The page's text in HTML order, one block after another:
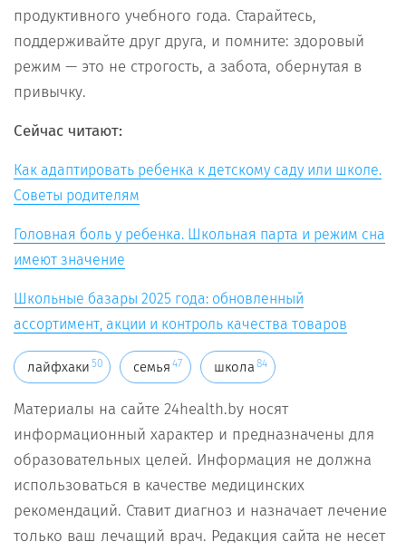
продуктивного учебного года. Старайтесь,
поддерживайте друг друга, и помните: здоровый
режим — это не строгость, а забота, обернутая в
привычку.
Сейчас читают:
Как адаптировать ребенка к детскому саду или школе.
Советы родителям
Головная боль у ребенка. Школьная парта и режим сна
имеют значение
Школьные базары 2025 года: обновленный
ассортимент, акции и контроль качества товаров
лайфхаки 50 семья 47 школа 84
Материалы на сайте 24health.by носят
информационный характер и предназначены для
образовательных целей. Информация не должна
использоваться в качестве медицинских
рекомендаций. Ставит диагноз и назначает лечение
только ваш лечащий врач. Редакция сайта не несет